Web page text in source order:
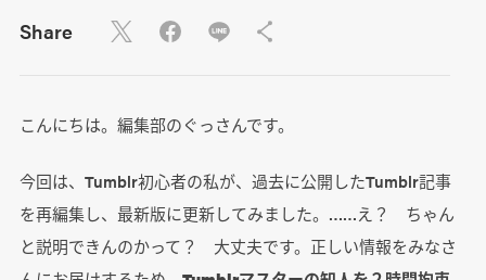
Share
こんにちは。編集部のぐっさんです。
今回は、Tumblr初心者の私が、過去に公開したTumblr記事
を再編集し、最新版に更新してみました。……え？ ちゃん
と説明できんのかって？ 大丈夫です。正しい情報をみなさ